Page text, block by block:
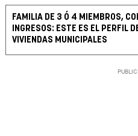
FAMILIA DE 3 Ó 4 MIEMBROS,
INGRESOS: ESTE ES EL PERFIL
VIVIENDAS MUNICIPALES